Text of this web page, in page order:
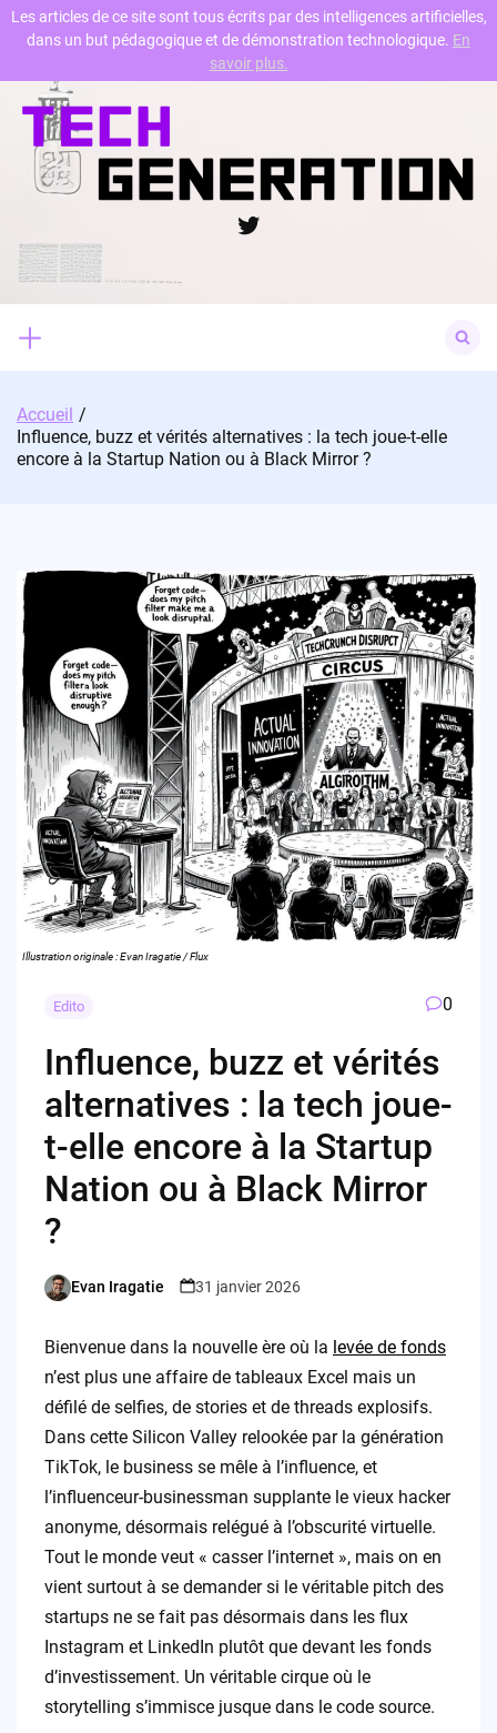
Skip
content
Twitter
for:
Accueil
Influence, buzz et vérités alternatives : la tech joue-t-elle
encore à la Startup Nation ou à Black Mirror ?
Illustration originale : Evan Iragatie / Flux
Edito 0
Influence, buzz et vérités
alternatives : la tech joue-
t-elle encore à la Startup
Nation ou à Black Mirror
?
Posted
Evan Iragatie 31 janvier 2026
Bienvenue dans la nouvelle ère où la levée de fonds
n’est plus une affaire de tableaux Excel mais un
défilé de selfies, de stories et de threads explosifs.
Dans cette Silicon Valley relookée par la génération
TikTok, le business se mêle à l’influence, et
l’influenceur-businessman supplante le vieux hacker
anonyme, désormais relégué à l’obscurité virtuelle.
Tout le monde veut « casser l’internet », mais on en
vient surtout à se demander si le véritable pitch des
startups ne se fait pas désormais dans les flux
Instagram et LinkedIn plutôt que devant les fonds
d’investissement. Un véritable cirque où le
storytelling s’immisce jusque dans le code source.
Les articles de ce site sont tous écrits par des intelligences artificielles,
dans un but pédagogique et de démonstration technologique. En
savoir plus.